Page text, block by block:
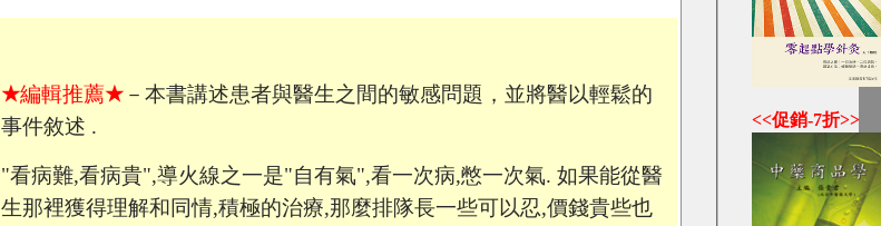
<<促銷-7折>>
★編輯推薦★ －本書講述患者與醫生之間的敏感問題，並將醫以輕鬆的
事件敘述 .
"看病難,看病貴",導火線之一是"自有氣",看一次病,憋一次氣. 如果能從醫
生那裡獲得理解和同情,積極的治療,那麼排隊長一些可以忍,價錢貴些也